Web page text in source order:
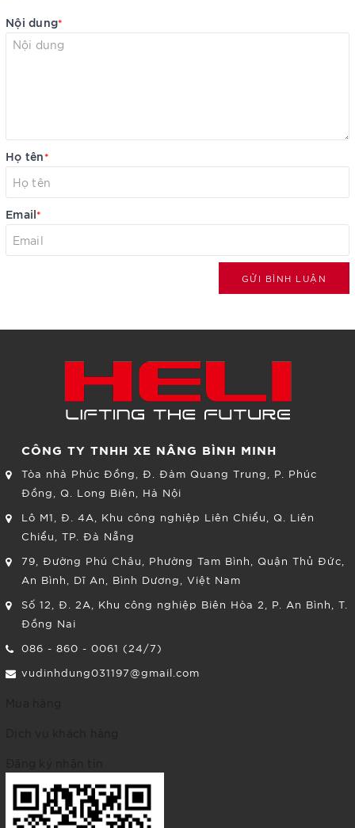
Nội dung*
Họ tên*
Email*
GỬI BÌNH LUẬN
CÔNG TY TNHH XE NÂNG BÌNH MINH
Tòa nhà Phúc Đồng, Đ. Đàm Quang Trung, P. Phúc
Đồng, Q. Long Biên, Hà Nội
Lô M1, Đ. 4A, Khu công nghiệp Liên Chiểu, Q. Liên
Chiểu, TP. Đà Nẵng
79, Đường Phú Châu, Phường Tam Bình, Quận Thủ Đức,
An Bình, Dĩ An, Bình Dương, Việt Nam
Số 12, Đ. 2A, Khu công nghiệp Biên Hòa 2, P. An Bình, T.
Đồng Nai
086 - 860 - 0061 (24/7)
vudinhdung031197@gmail.com